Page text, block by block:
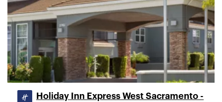
Holiday Inn Express West Sacramento -